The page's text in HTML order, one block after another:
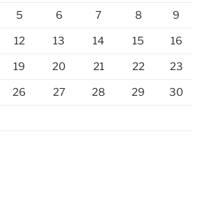
5 6 7 8 9
12 13 14 15 16
19 20 21 22 23
26 27 28 29 30